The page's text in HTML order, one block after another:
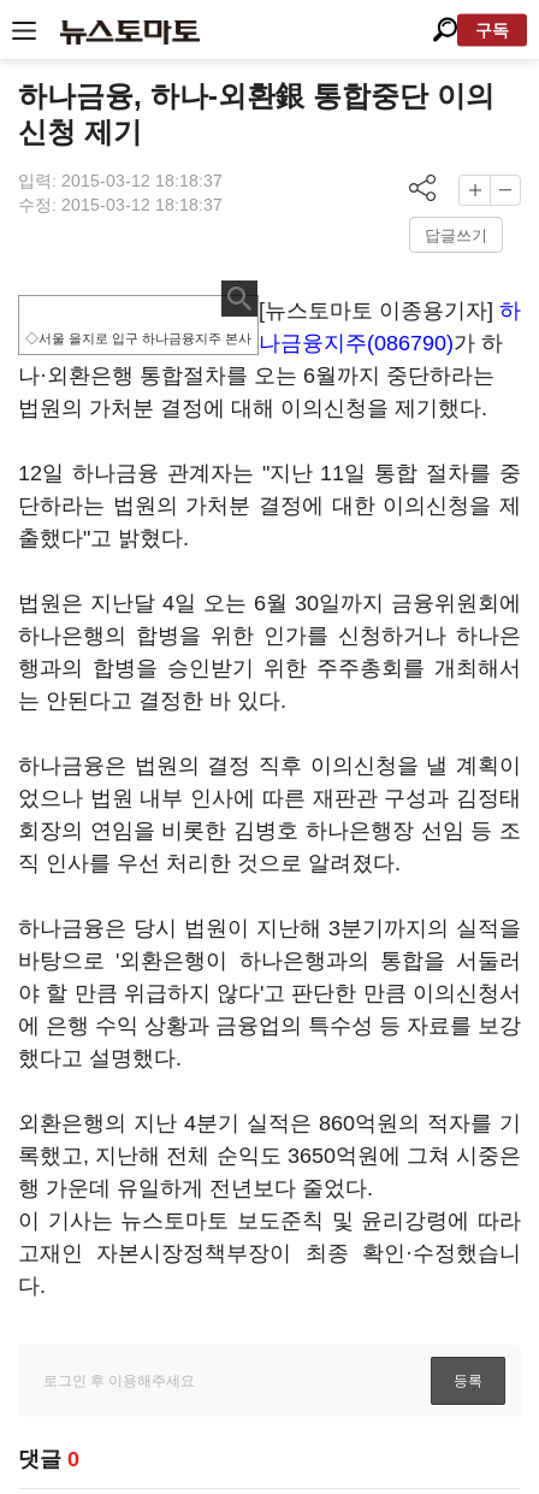
구독
하나금융, 하나-외환銀 통합중단 이의
신청 제기
입력: 2015-03-12 18:18:37
수정: 2015-03-12 18:18:37
답글쓰기
◇서울 을지로 입구 하나금융지주 본사
[뉴스토마토 이종용기자] 하
나금융지주(086790)가 하
나·외환은행 통합절차를 오는 6월까지 중단하라는
법원의 가처분 결정에 대해 이의신청을 제기했다.
12일 하나금융 관계자는 "지난 11일 통합 절차를 중
단하라는 법원의 가처분 결정에 대한 이의신청을 제
출했다"고 밝혔다.
법원은 지난달 4일 오는 6월 30일까지 금융위원회에
하나은행의 합병을 위한 인가를 신청하거나 하나은
행과의 합병을 승인받기 위한 주주총회를 개최해서
는 안된다고 결정한 바 있다.
하나금융은 법원의 결정 직후 이의신청을 낼 계획이
었으나 법원 내부 인사에 따른 재판관 구성과 김정태
회장의 연임을 비롯한 김병호 하나은행장 선임 등 조
직 인사를 우선 처리한 것으로 알려졌다.
하나금융은 당시 법원이 지난해 3분기까지의 실적을
바탕으로 '외환은행이 하나은행과의 통합을 서둘러
야 할 만큼 위급하지 않다'고 판단한 만큼 이의신청서
에 은행 수익 상황과 금융업의 특수성 등 자료를 보강
했다고 설명했다.
외환은행의 지난 4분기 실적은 860억원의 적자를 기
록했고, 지난해 전체 순익도 3650억원에 그쳐 시중은
행 가운데 유일하게 전년보다 줄었다.
이 기사는 뉴스토마토 보도준칙 및 윤리강령에 따라
고재인 자본시장정책부장이 최종 확인·수정했습니
다.
댓글 0